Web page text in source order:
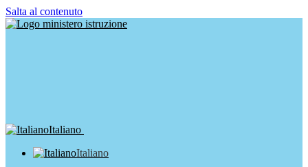
Salta al contenuto
Italiano
Italiano